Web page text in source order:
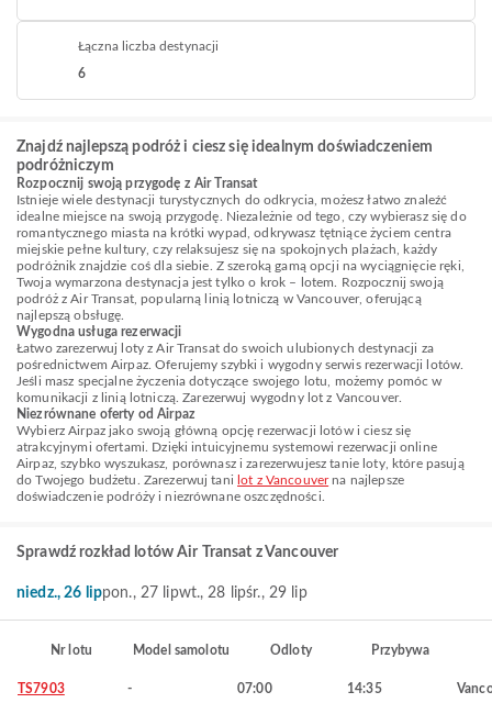
Łączna liczba destynacji
6
Znajdź najlepszą podróż i ciesz się idealnym doświadczeniem
podróżniczym
Rozpocznij swoją przygodę z Air Transat
Istnieje wiele destynacji turystycznych do odkrycia, możesz łatwo znaleźć
idealne miejsce na swoją przygodę. Niezależnie od tego, czy wybierasz się do
romantycznego miasta na krótki wypad, odkrywasz tętniące życiem centra
miejskie pełne kultury, czy relaksujesz się na spokojnych plażach, każdy
podróżnik znajdzie coś dla siebie. Z szeroką gamą opcji na wyciągnięcie ręki,
Twoja wymarzona destynacja jest tylko o krok – lotem. Rozpocznij swoją
podróż z Air Transat, popularną linią lotniczą w Vancouver, oferującą
najlepszą obsługę.
Wygodna usługa rezerwacji
Łatwo zarezerwuj loty z Air Transat do swoich ulubionych destynacji za
pośrednictwem Airpaz. Oferujemy szybki i wygodny serwis rezerwacji lotów.
Jeśli masz specjalne życzenia dotyczące swojego lotu, możemy pomóc w
komunikacji z linią lotniczą. Zarezerwuj wygodny lot z Vancouver.
Niezrównane oferty od Airpaz
Wybierz Airpaz jako swoją główną opcję rezerwacji lotów i ciesz się
atrakcyjnymi ofertami. Dzięki intuicyjnemu systemowi rezerwacji online
Airpaz, szybko wyszukasz, porównasz i zarezerwujesz tanie loty, które pasują
do Twojego budżetu. Zarezerwuj tani lot z Vancouverna najlepsze
doświadczenie podróży i niezrównane oszczędności.
Sprawdź rozkład lotów Air Transat z Vancouver
niedz., 26 lippon., 27 lipwt., 28 lipśr., 29 lip
Nr lotu Model samolotu Odloty Przybywa
TS7903 - 07:00 14:35